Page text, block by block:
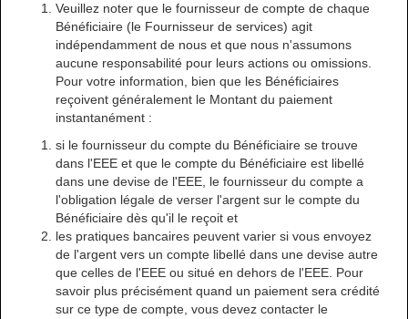
Veuillez noter que le fournisseur de compte de chaque
Bénéficiaire (le Fournisseur de services) agit
indépendamment de nous et que nous n'assumons
aucune responsabilité pour leurs actions ou omissions.
Pour votre information, bien que les Bénéficiaires
reçoivent généralement le Montant du paiement
instantanément :
si le fournisseur du compte du Bénéficiaire se trouve
dans l'EEE et que le compte du Bénéficiaire est libellé
dans une devise de l'EEE, le fournisseur du compte a
l'obligation légale de verser l'argent sur le compte du
Bénéficiaire dès qu'il le reçoit et
les pratiques bancaires peuvent varier si vous envoyez
de l'argent vers un compte libellé dans une devise autre
que celles de l'EEE ou situé en dehors de l'EEE. Pour
savoir plus précisément quand un paiement sera crédité
sur ce type de compte, vous devez contacter le